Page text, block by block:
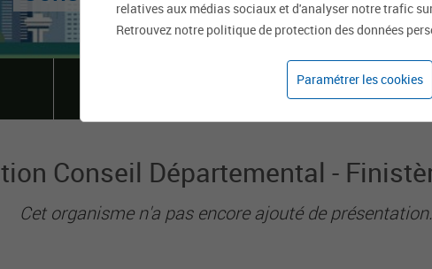
relatives aux médias sociaux et d'analyser notre trafic
Retrouvez notre politique de protection des données
Paramétrer les cookies
12
Agents sur
Conseil Départemental -
Cet organisme n'a pas encore ajouté de présentation.